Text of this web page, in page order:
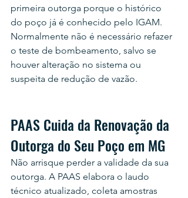
primeira outorga porque o histórico
do poço já é conhecido pelo IGAM.
Normalmente não é necessário refazer
o teste de bombeamento, salvo se
houver alteração no sistema ou
suspeita de redução de vazão.
PAAS Cuida da Renovação da
Outorga do Seu Poço em MG
Não arrisque perder a validade da sua
outorga. A PAAS elabora o laudo
técnico atualizado, coleta amostras